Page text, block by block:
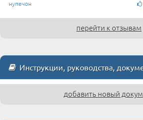
нупечон
перейти к отзывам
Инструкции, руководства,
добавить новый